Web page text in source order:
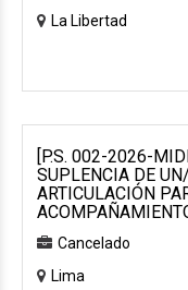
La Libertad
[P.S. 002-2026-
SUPLENCIA DE
ARTICULACIÓN
Cancelado
Lima